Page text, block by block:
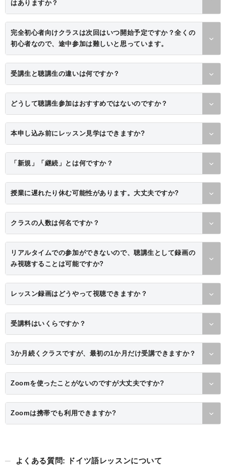
はありますか？
完全初心者向けクラスは次回はいつ開始予定ですか？全くの
初心者なので、途中参加は難しいと思っています。
受講生と聴講生の違いは何ですか？
どうして聴講生参加はおすすめではないのですか？
本申し込み前にレッスン見学はできますか?
「新規」「継続」とは何ですか？
授業に遅れたり休む可能性があります。大丈夫ですか?
クラスの人数は何名ですか？
リアルタイムでの参加ができないので、聴講生として録画の
み視聴することは可能ですか?
レッスン録画はどうやって視聴できますか？
受講料はいくらですか？
3か月続くクラスですが、最初の1か月だけ受講できますか？
Zoomを使ったことがないのですが大丈夫ですか?
Zoomは携帯でも利用できますか?
よくある質問: ドイツ語レッスンについて